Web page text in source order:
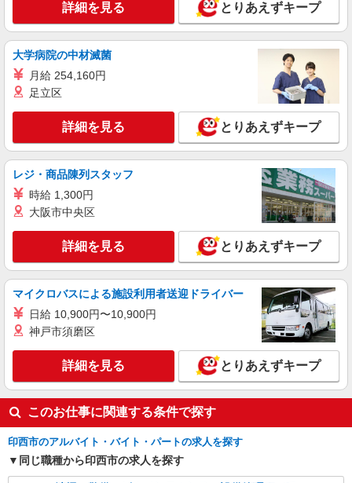
詳細を見る とりあえずキープ
大学病院の中材滅菌
月給 254,160円
足立区
詳細を見る とりあえずキープ
レジ・商品陳列スタッフ
時給 1,300円
大阪市中央区
詳細を見る とりあえずキープ
マイクロバスによる施設利用者送迎ドライバー
日給 10,900円〜10,900円
神戸市須磨区
詳細を見る とりあえずキープ
このお仕事に関連する条件で探す
印西市のアルバイト・バイト・パートの求人を探す
同じ職種から印西市の求人を探す